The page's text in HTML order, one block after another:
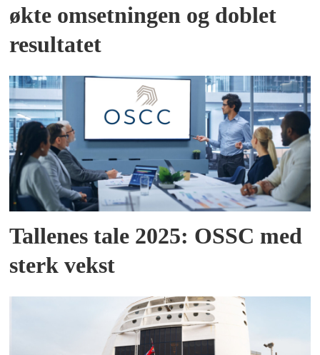
økte omsetningen og doblet
resultatet
Tallenes tale 2025: OSSC med
sterk vekst